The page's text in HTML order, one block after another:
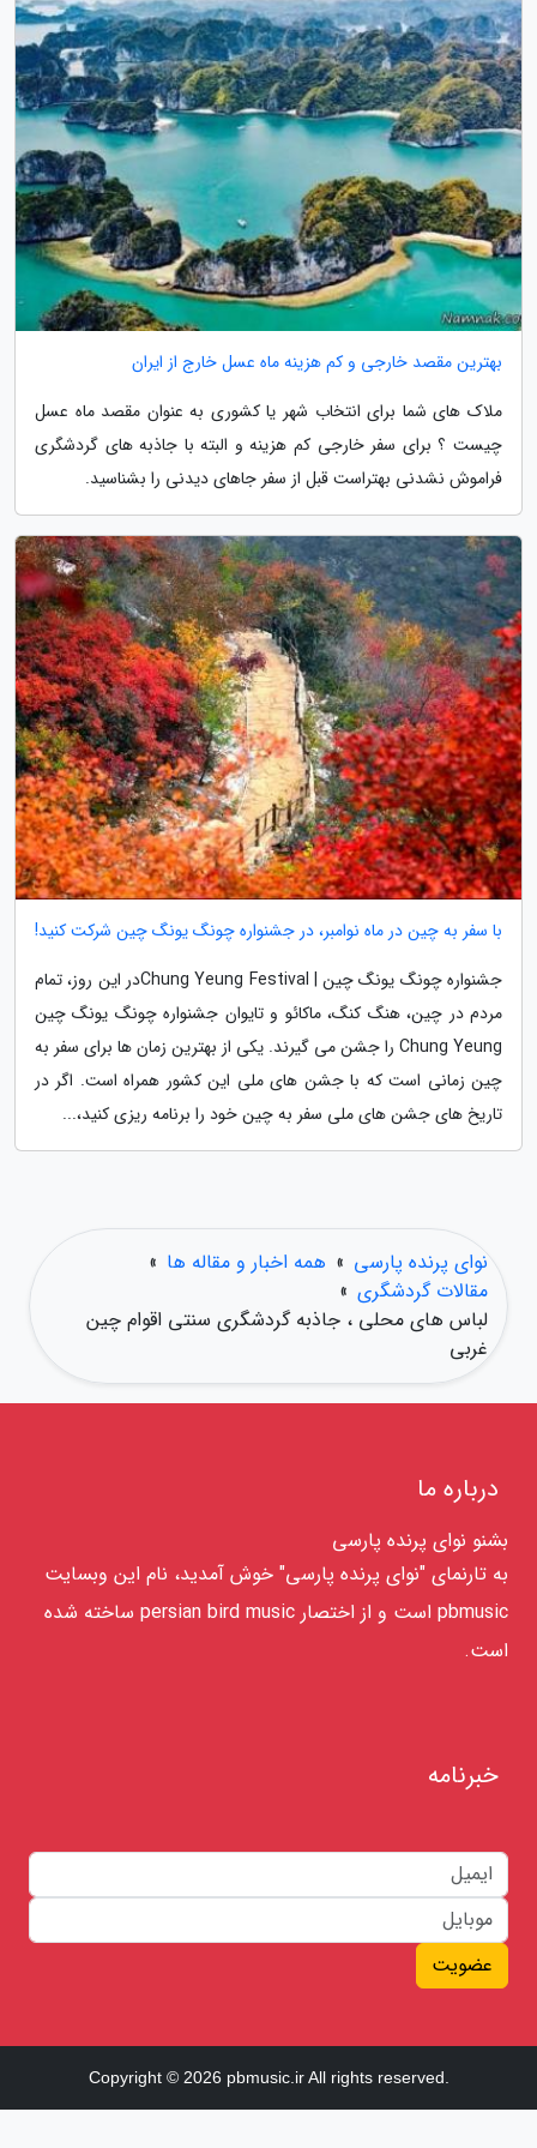
بهترین مقصد خارجی و کم هزینه ماه عسل خارج از ایران
ملاک های شما برای انتخاب شهر یا کشوری به عنوان مقصد ماه عسل
چیست ؟ برای سفر خارجی کم هزینه و البته با جاذبه های گردشگری
فراموش نشدنی بهتراست قبل از سفر جاهای دیدنی را بشناسید.
با سفر به چین در ماه نوامبر، در جشنواره چونگ یونگ چین شرکت کنید!
جشنواره چونگ یونگ چین | Chung Yeung Festivalدر این روز، تمام
مردم در چین، هنگ کنگ، ماکائو و تایوان جشنواره چونگ یونگ چین
Chung Yeung را جشن می گیرند. یکی از بهترین زمان ها برای سفر به
چین زمانی است که با جشن های ملی این کشور همراه است. اگر در
تاریخ های جشن های ملی سفر به چین خود را برنامه ریزی کنید،...
نوای پرنده پارسی » همه اخبار و مقاله ها »
مقالات گردشگری »
لباس های محلی ، جاذبه گردشگری سنتی اقوام چین
غربی
درباره ما
بشنو نوای پرنده پارسی
به تارنمای "نوای پرنده پارسی" خوش آمدید، نام این وبسایت
pbmusic است و از اختصار persian bird music ساخته شده
است.
خبرنامه
عضویت
Copyright © 2026 pbmusic.ir All rights reserved.